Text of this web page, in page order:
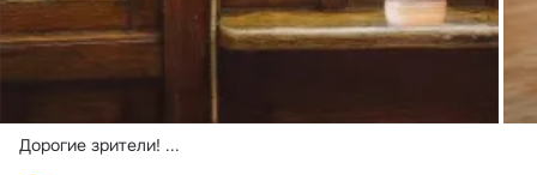
Дорогие зрители! ...